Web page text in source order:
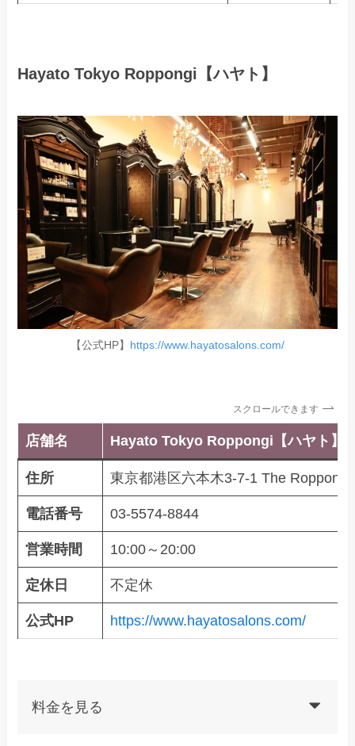
Hayato Tokyo Roppongi【ハヤト】
【公式HP】 https://www.hayatosalons.com/
スクロールできます
店舗名 Hayato Tokyo Roppongi【ハヤト】
住所 東京都港区六本木3-7-1 The
電話番号 03-5574-8844
営業時間 10:00～20:00
定休日 不定休
公式HP https://www.hayatosalons.com/
料金を見る